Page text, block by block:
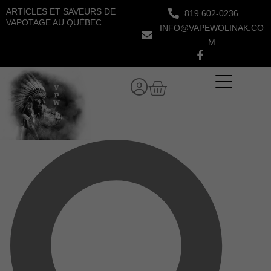
Aller
au
ARTICLES ET SAVEURS DE
VAPOTAGE AU QUÉBEC
819 602-0236
INFO@VAPEWOLINAK.CO
M
Panier